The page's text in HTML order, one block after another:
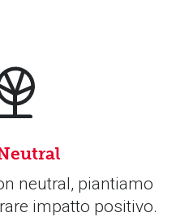
neutral, piantiamo
impatto positivo.